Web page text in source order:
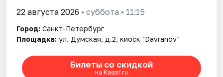
22 августа 2026 • суббота • 11:15
Город: Санкт-Петербург
Площадка: ул. Думская, д.2, киоск "Davranov"
Билеты со скидкой
на Kassir.ru